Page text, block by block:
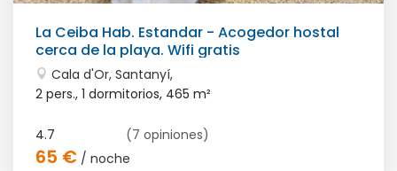
La Ceiba Hab. Estandar - Acogedor hostal
cerca de la playa. Wifi gratis
Cala d'Or, Santanyí,
2 pers., 1 dormitorios, 465 m²
4.7 (7 opiniones)
65 € / noche